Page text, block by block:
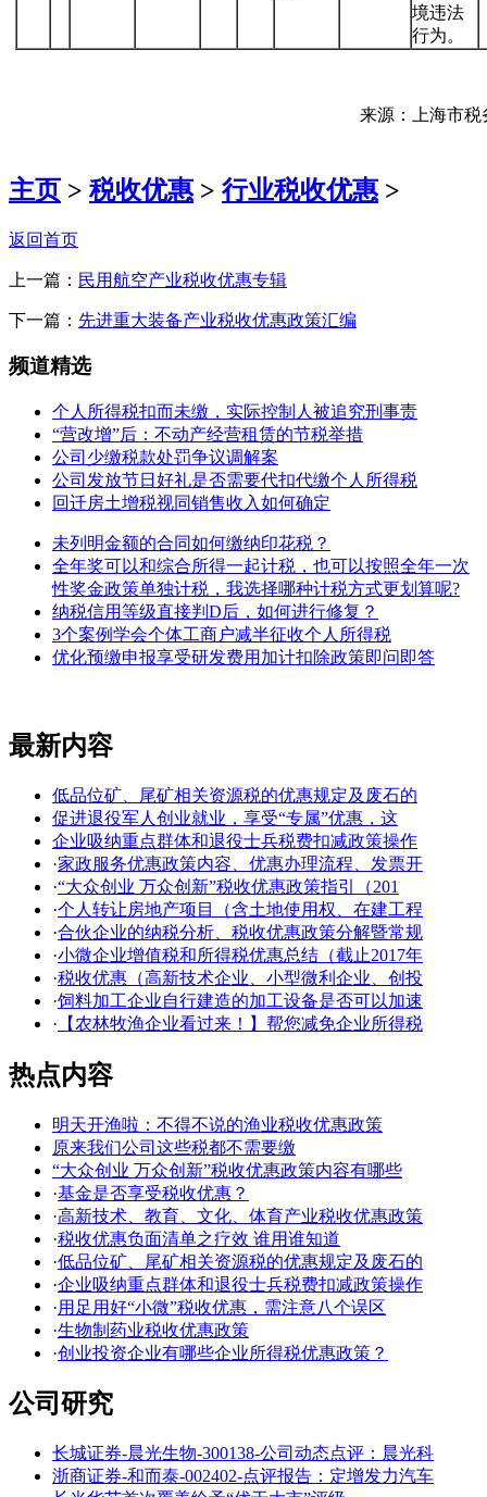
境违法
行为。
来源：上海市税
主页 > 税收优惠> 行业税收优惠>
返回首页
上一篇： 民用航空产业税收优惠专辑
下一篇： 先进重大装备产业税收优惠政策汇编
频道精选
个人所得税扣而未缴，实际控制人被追究刑事责
“营改增”后：不动产经营租赁的节税举措
公司少缴税款处罚争议调解案
公司发放节日好礼是否需要代扣代缴个人所得税
回迁房土增税视同销售收入如何确定
未列明金额的合同如何缴纳印花税？
全年奖可以和综合所得一起计税，也可以按照全年一次
性奖金政策单独计税，我选择哪种计税方式更划算呢?
纳税信用等级直接判D后，如何进行修复？
3个案例学会个体工商户减半征收个人所得税
优化预缴申报享受研发费用加计扣除政策即问即答
最新内容
低品位矿、尾矿相关资源税的优惠规定及废石的
促进退役军人创业就业，享受“专属”优惠，这
企业吸纳重点群体和退役士兵税费扣减政策操作
·家政服务优惠政策内容、优惠办理流程、发票开
·“大众创业 万众创新”税收优惠政策指引（201
·个人转让房地产项目（含土地使用权、在建工程
·合伙企业的纳税分析、税收优惠政策分解暨常规
·小微企业增值税和所得税优惠总结（截止2017年
·税收优惠（高新技术企业、小型微利企业、创投
·饲料加工企业自行建造的加工设备是否可以加速
· 【农林牧渔企业看过来！】帮您减免企业所得税
热点内容
明天开渔啦：不得不说的渔业税收优惠政策
原来我们公司这些税都不需要缴
“大众创业 万众创新”税收优惠政策内容有哪些
·基金是否享受税收优惠？
·高新技术、教育、文化、体育产业税收优惠政策
·税收优惠负面清单之疗效 谁用谁知道
·低品位矿、尾矿相关资源税的优惠规定及废石的
·企业吸纳重点群体和退役士兵税费扣减政策操作
·用足用好“小微”税收优惠，需注意八个误区
·生物制药业税收优惠政策
·创业投资企业有哪些企业所得税优惠政策？
公司研究
长城证券-晨光生物-300138-公司动态点评：晨光科
浙商证券-和而泰-002402-点评报告：定增发力汽车